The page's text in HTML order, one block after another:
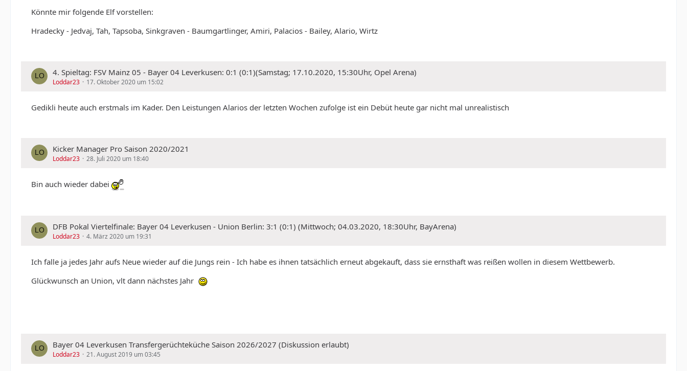
Könnte mir folgende Elf vorstellen:
Hradecky - Jedvaj, Tah, Tapsoba, Sinkgraven - Baumgartlinger, Amiri, Palacios - Bailey, Alario, Wirtz
4. Spieltag: FSV Mainz 05 - Bayer 04 Leverkusen: 0:1 (0:1)(Samstag; 17.10.2020, 15:30Uhr, Opel Arena)
Loddar23 17. Oktober 2020 um 15:02
Gedikli heute auch erstmals im Kader. Den Leistungen Alarios der letzten Wochen zufolge ist ein Debüt heute gar nicht mal unrealistisch
Kicker Manager Pro Saison 2020/2021
Loddar23 28. Juli 2020 um 18:40
Bin auch wieder dabei
DFB Pokal Viertelfinale: Bayer 04 Leverkusen - Union Berlin: 3:1 (0:1) (Mittwoch; 04.03.2020, 18:30Uhr, BayArena)
Loddar23 4. März 2020 um 19:31
Ich falle ja jedes Jahr aufs Neue wieder auf die Jungs rein - Ich habe es ihnen tatsächlich erneut abgekauft, dass sie ernsthaft was reißen wollen in diesem Wettbewerb.
Glückwunsch an Union, vlt dann nächstes Jahr
Bayer 04 Leverkusen Transfergerüchteküche Saison 2026/2027 (Diskussion erlaubt)
Loddar23 21. August 2019 um 03:45